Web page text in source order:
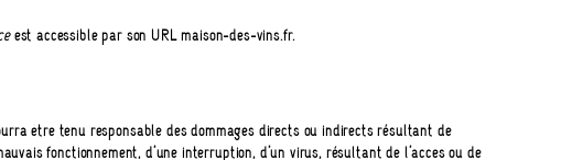
est accessible par son URL maison-des-vins.fr.
être tenu responsable des dommages directs ou indirects résultant de
fonctionnement, d’une interruption, d’un virus, résultant de l’accès ou de